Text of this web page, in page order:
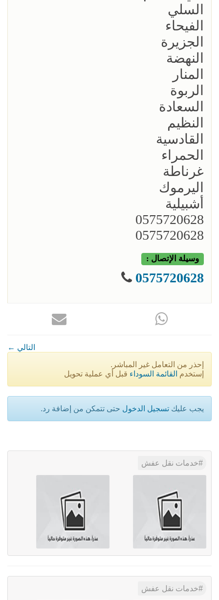
السلي
الفيحاء
الجزيرة
النهضة
المنار
الربوة
السعادة
النظيم
القادسية
الحمراء
غرناطة
اليرموك
أشبيلية
0575720628
0575720628
وسيلة الإتصال :
0575720628
← التالي
إحذر من التعامل غير المباشر.
إستخدم القائمة السوداء قبل أي عملية تحويل
يجب عليك تسجيل الدخول حتى تتمكن من إضافة رد.
خدمات نقل عفش
خدمات نقل عفش